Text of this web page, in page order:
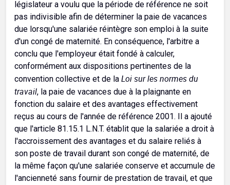
législateur a voulu que la période de référence ne soit
pas indivisible afin de déterminer la paie de vacances
due lorsqu'une salariée réintègre son emploi à la suite
d'un congé de maternité. En conséquence, l'arbitre a
conclu que l'employeur était fondé à calculer,
conformément aux dispositions pertinentes de la
convention collective et de la Loi sur les normes du
travail, la paie de vacances due à la plaignante en
fonction du salaire et des avantages effectivement
reçus au cours de l'année de référence 2001. Il a ajouté
que l'article 81.15.1 L.N.T. établit que la salariée a droit à
l'accroissement des avantages et du salaire reliés à
son poste de travail durant son congé de maternité, de
la même façon qu'une salariée conserve et accumule de
l'ancienneté sans fournir de prestation de travail, et que